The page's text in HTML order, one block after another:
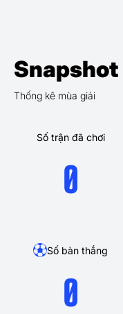
Snapshot
Thống kê mùa giải
Số trận đã chơi
0
Số bàn thắng
0